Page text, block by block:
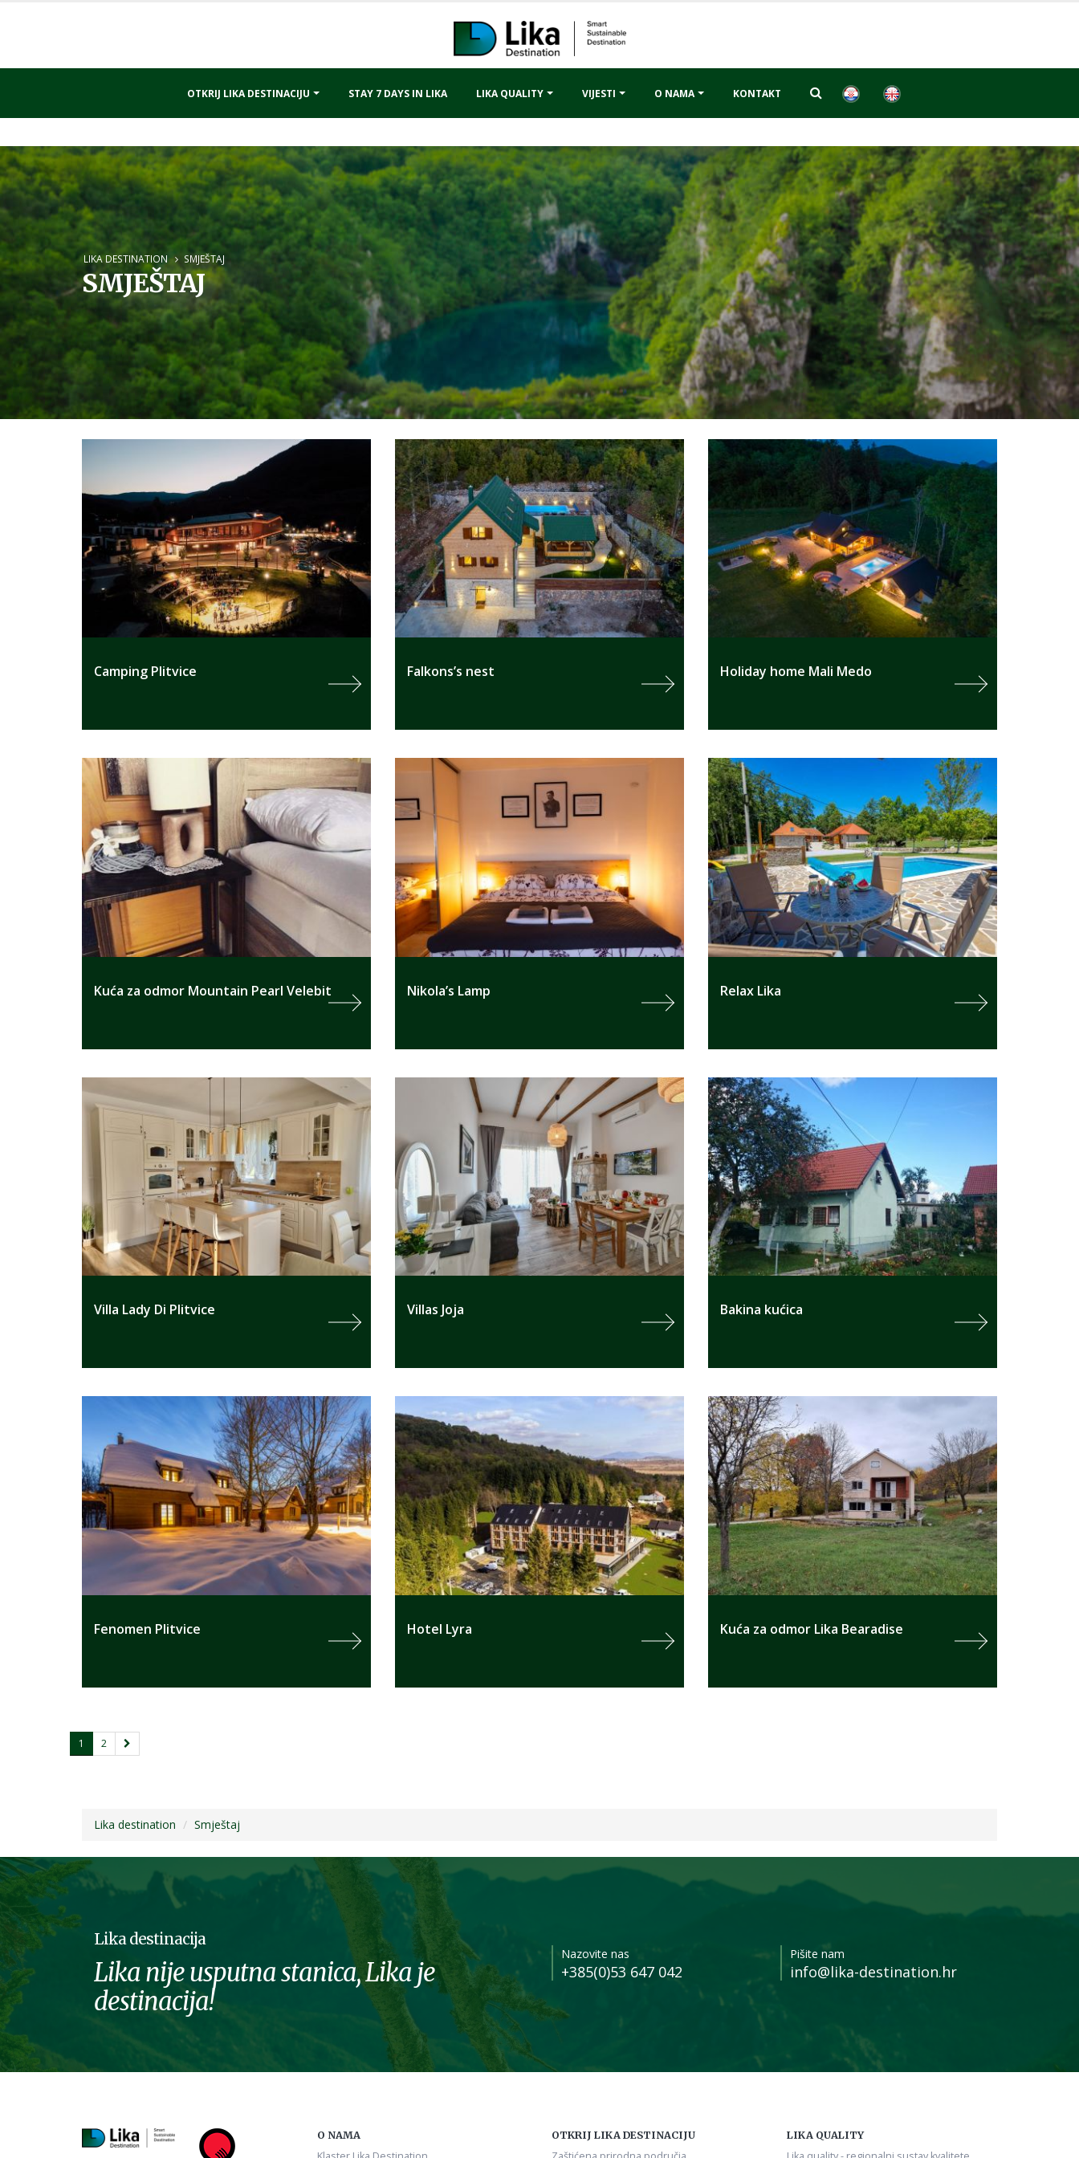
OTKRIJ LIKA DESTINACIJU STAY 7 DAYS IN LIKA LIKA QUALITY VIJESTI O NAMA KONTAKT
LIKA DESTINATION SMJEŠTAJ
SMJEŠTAJ
Camping Plitvice Falkons’s nest Holiday home Mali Medo
Kuća za odmor Mountain Pearl Velebit Nikola’s Lamp Relax Lika
Villa Lady Di Plitvice Villas Joja Bakina kućica
Fenomen Plitvice Hotel Lyra Kuća za odmor Lika Bearadise
1 2
Lika destination Smještaj
Lika destinacija
Lika nije usputna stanica, Lika je
destinacija!
Nazovite nas
+385(0)53 647 042
Pišite nam
info@lika-destination.hr
O NAMA OTKRIJ LIKA DESTINACIJU LIKA QUALITY